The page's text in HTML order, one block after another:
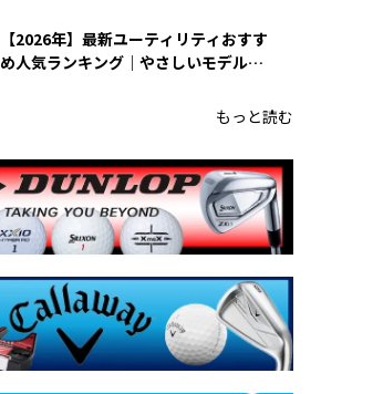
【2026年】最新ユーティリティおすす
め人気ランキング｜やさしいモデルの
もっと読む